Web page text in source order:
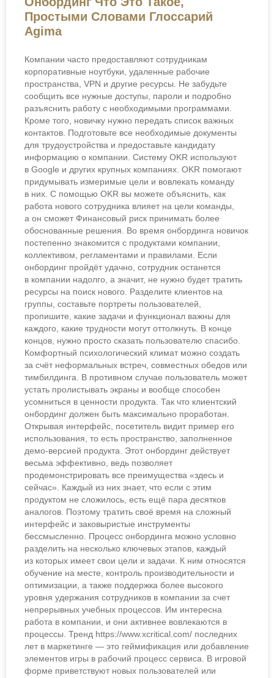
Простыми Словами Глоссарий
Agima
Компании часто предоставляют сотрудникам
корпоративные ноутбуки, удаленные рабочие
пространства, VPN и другие ресурсы. Не забудьте
сообщить все нужные доступы, пароли и подробно
разъяснить работу с необходимыми программами.
Кроме того, новичку нужно передать список важных
контактов. Подготовьте все необходимые документы
для трудоустройства и предоставьте кандидату
информацию о компании. Систему OKR используют
в Google и других крупных компаниях. OKR помогают
придумывать измеримые цели и вовлекать команду
в них. С помощью OKR вы можете объяснить, как
работа нового сотрудника влияет на цели команды,
а он сможет Финансовый риск принимать более
обоснованные решения. Во время онбординга новичок
постепенно знакомится с продуктами компании,
коллективом, регламентами и правилами. Если
онбординг пройдёт удачно, сотрудник останется
в компании надолго, а значит, не нужно будет тратить
ресурсы на поиск нового. Разделите клиентов на
группы, составьте портреты пользователей,
пропишите, какие задачи и функционал важны для
каждого, какие трудности могут оттолкнуть. В конце
концов, нужно просто сказать пользователю спасибо.
Комфортный психологический климат можно создать
за счёт неформальных встреч, совместных обедов или
тимбилдинга. В противном случае пользователь может
устать пролистывать экраны и вообще способен
усомниться в ценности продукта. Так что клиентский
онбординг должен быть максимально проработан.
Открывая интерфейс, посетитель видит пример его
использования, то есть пространство, заполненное
демо-версией продукта. Этот онбординг действует
весьма эффективно, ведь позволяет
продемонстрировать все преимущества «здесь и
сейчас». Каждый из них знает, что если с этим
продуктом не сложилось, есть ещё пара десятков
аналогов. Поэтому тратить своё время на сложный
интерфейс и заковыристые инструменты
бессмысленно. Процесс онбординга можно условно
разделить на несколько ключевых этапов, каждый
из которых имеет свои цели и задачи. К ним относятся
обучение на месте, контроль производительности и
оптимизации, а также поддержка более высокого
уровня удержания сотрудников в компании за счет
непрерывных учебных процессов. Им интересна
работа в компании, и они активнее вовлекаются в
процессы. Тренд https://www.xcritical.com/ последних
лет в маркетинге — это геймификация или добавление
элементов игры в рабочий процесс сервиса. В игровой
форме приветствуют новых пользователей или